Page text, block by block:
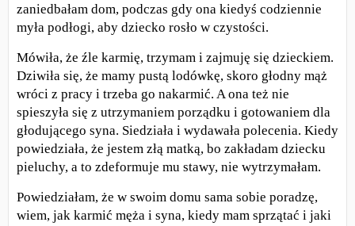
zaniedbałam dom, podczas gdy ona kiedyś codziennie
myła podłogi, aby dziecko rosło w czystości.
Mówiła, że źle karmię, trzymam i zajmuję się dzieckiem.
Dziwiła się, że mamy pustą lodówkę, skoro głodny mąż
wróci z pracy i trzeba go nakarmić. A ona też nie
spieszyła się z utrzymaniem porządku i gotowaniem dla
głodującego syna. Siedziała i wydawała polecenia. Kiedy
powiedziała, że jestem złą matką, bo zakładam dziecku
pieluchy, a to zdeformuje mu stawy, nie wytrzymałam.
Powiedziałam, że w swoim domu sama sobie poradzę,
wiem, jak karmić męża i syna, kiedy mam sprzątać i jaki